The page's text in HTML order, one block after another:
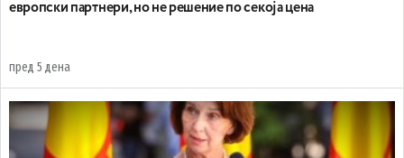
европски партнери, но не решение по секоја цена
пред 5 дена